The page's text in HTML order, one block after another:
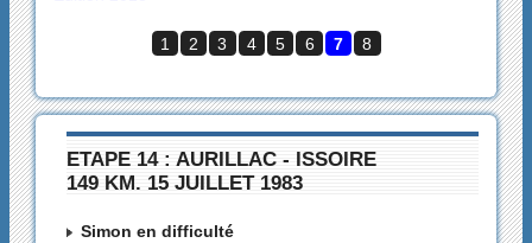
1 2 3 4 5 6 7 8
ETAPE 14 : AURILLAC - ISSOIRE
149 KM. 15 JUILLET 1983
Simon en difficulté